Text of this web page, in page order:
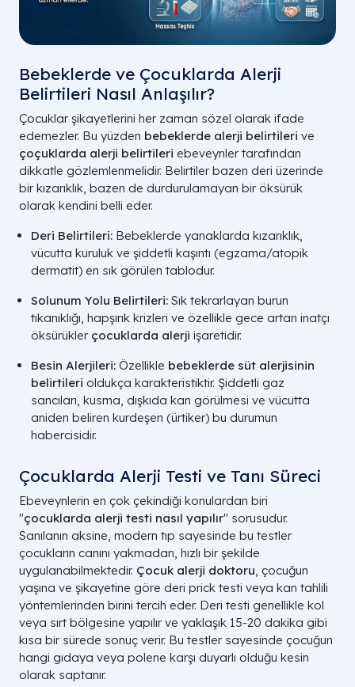
TESTIN ADI BÖLGE / SÜRE
Prick Test Ön Kol / 20 Dk.
Yama (Patch) Sırt / 2-3 Gün
Kan Testi Lab / 1-2 Gün
Besin Yükleme Klinik / 2-4 Saat
A LIFE SAĞLIK GRUBU | ALERJİ TANI
Bebeklerde ve Çocuklarda Alerji
Belirtileri Nasıl Anlaşılır?
Çocuklar şikayetlerini her zaman sözel olarak ifade
edemezler. Bu yüzden bebeklerde alerji belirtileri ve
çoçuklarda alerji belirtileri ebeveynler tarafından
dikkatle gözlemlenmelidir. Belirtiler bazen deri üzerinde
bir kızarıklık, bazen de durdurulamayan bir öksürük
olarak kendini belli eder.
Deri Belirtileri: Bebeklerde yanaklarda kızarıklık,
vücutta kuruluk ve şiddetli kaşıntı (egzama/atopik
dermatit) en sık görülen tablodur.
Solunum Yolu Belirtileri: Sık tekrarlayan burun
tıkanıklığı, hapşırık krizleri ve özellikle gece artan inatçı
öksürükler çocuklarda alerji işaretidir.
Besin Alerjileri: Özellikle bebeklerde süt alerjisinin
belirtileri oldukça karakteristiktir. Şiddetli gaz
sancıları, kusma, dışkıda kan görülmesi ve vücutta
aniden beliren kurdeşen (ürtiker) bu durumun
habercisidir.
Çocuklarda Alerji Testi ve Tanı Süreci
Ebeveynlerin en çok çekindiği konulardan biri
"çocuklarda alerji testi nasıl yapılır" sorusudur.
Sanılanın aksine, modern tıp sayesinde bu testler
çocukların canını yakmadan, hızlı bir şekilde
uygulanabilmektedir. Çocuk alerji doktoru , çocuğun
yaşına ve şikayetine göre deri prick testi veya kan tahlili
yöntemlerinden birini tercih eder. Deri testi genellikle kol
veya sırt bölgesine yapılır ve yaklaşık 15-20 dakika gibi
kısa bir sürede sonuç verir. Bu testler sayesinde çocuğun
hangi gıdaya veya polene karşı duyarlı olduğu kesin
olarak saptanır.